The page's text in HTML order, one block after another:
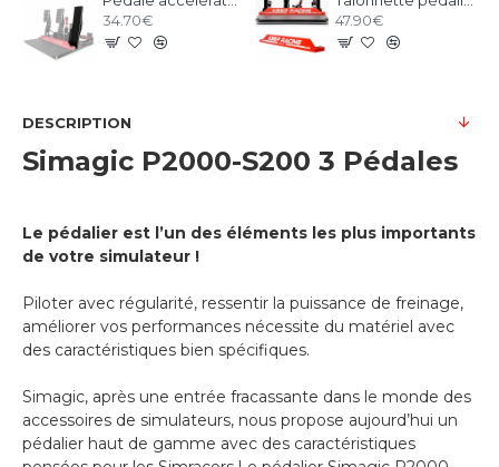
34.70€
47.90€
DESCRIPTION
Simagic P2000-S200 3 Pédales
Le pédalier est l’un des éléments les plus importants
de votre simulateur !
Piloter avec régularité, ressentir la puissance de freinage,
améliorer vos performances nécessite du matériel avec
des caractéristiques bien spécifiques.
Simagic, après une entrée fracassante dans le monde des
accessoires de simulateurs, nous propose aujourd’hui un
pédalier haut de gamme avec des caractéristiques